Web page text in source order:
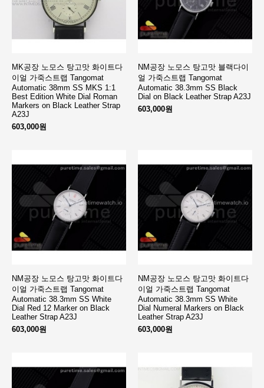
MK공장 노모스 탕고맛 화이트다
이얼 가죽스트랩 Tangomat
Automatic 38mm SS MKS 1:1
Best Edition White Dial Roman
Markers on Black Leather Strap
A23J
603,000원
NM공장 노모스 탕고맛 블랙다이
얼 가죽스트랩 Tangomat
Automatic 38.3mm SS Black
Dial on Black Leather Strap A23J
603,000원
NM공장 노모스 탕고맛 화이트다
이얼 가죽스트랩 Tangomat
Automatic 38.3mm SS White
Dial Red 12 Marker on Black
Leather Strap A23J
603,000원
NM공장 노모스 탕고맛 화이트다
이얼 가죽스트랩 Tangomat
Automatic 38.3mm SS White
Dial Numeral Markers on Black
Leather Strap A23J
603,000원